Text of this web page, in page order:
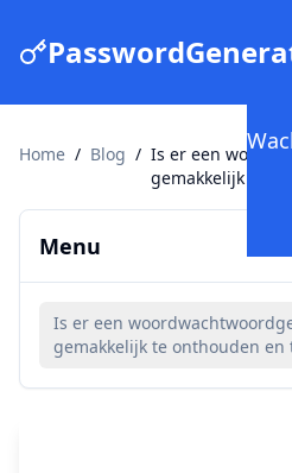
Home / Blog / Is er een
gemakkelijk te
Menu
Is er een
gemakkelijk te onthouden en